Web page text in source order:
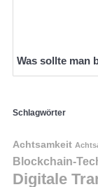
Was sollte man
Schlagwörter
Achtsamkeit
Blockchain-
Digitale